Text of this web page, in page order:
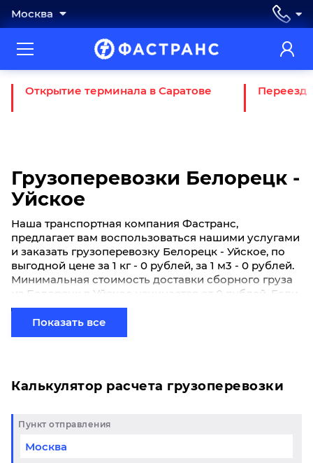
Москва
Открытие терминала в Саратове Переезд
Грузоперевозки Белорецк -
Уйское
Наша транспортная компания Фастранс,
предлагает вам воспользоваться нашими услугами
и заказать грузоперевозку Белорецк - Уйское, по
выгодной цене за 1 кг - 0 рублей, за 1 м3 - 0 рублей.
Минимальная стоимость доставки сборного груза
из Белорецк в Уйское начинается от 0 рублей. Если
вы хотите отправить свой груз сборной партией по
готовому маршруту в Уйское и у вас возникли
вопросы, свяжитесь с нашим специалистом на
Показать все
Калькулятор расчета грузоперевозки
Пункт отправления